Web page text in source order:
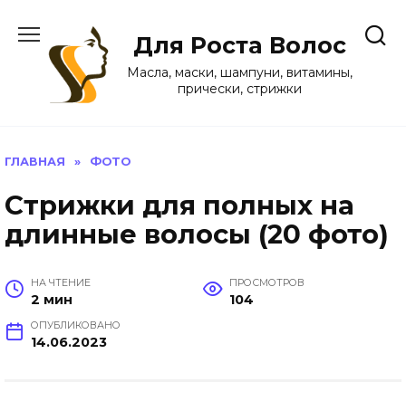
содержанию
Для Роста Волос
Масла, маски, шампуни, витамины,
прически, стрижки
ГЛАВНАЯ » ФОТО
Стрижки для полных на
длинные волосы (20 фото)
НА ЧТЕНИЕ
2 мин
ПРОСМОТРОВ
104
ОПУБЛИКОВАНО
14.06.2023